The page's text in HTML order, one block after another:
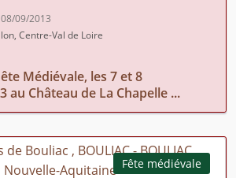
09/2013
Centre-Val de Loire
Médiévale, les 7 et 8
au Château de La Chapelle ...
Fête médiévale